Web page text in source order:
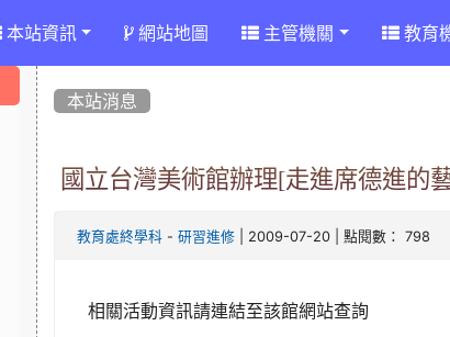
本站資訊 網站地圖 主管機關 教育
本站消息
國立台灣美術館辦理[走進席德進的
教育處終學科 -研習進修 | 2009-07-20 | 點閱數： 798
相關活動資訊請連結至該館網站查詢